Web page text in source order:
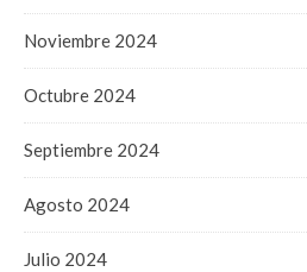
Noviembre 2024
Octubre 2024
Septiembre 2024
Agosto 2024
Julio 2024